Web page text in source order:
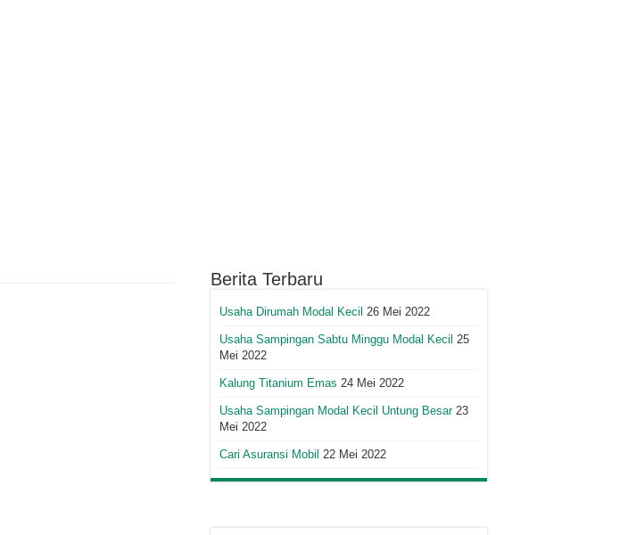
Berita Terbaru
Usaha Dirumah Modal Kecil 26 Mei 2022
Usaha Sampingan Sabtu Minggu Modal Kecil 25
Mei 2022
Kalung Titanium Emas 24 Mei 2022
Usaha Sampingan Modal Kecil Untung Besar 23
Mei 2022
Cari Asuransi Mobil 22 Mei 2022